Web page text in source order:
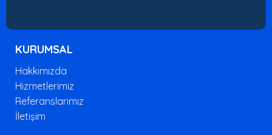
KURUMSAL
Hakkımızda
Hizmetlerimiz
Referanslarımız
İletişim